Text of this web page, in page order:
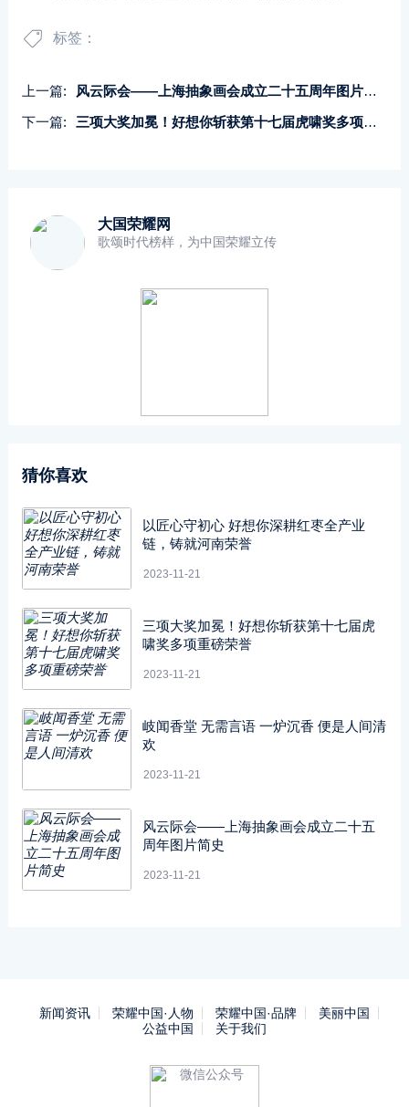
标签：
上一篇:
风云际会——上海抽象画会成立二十五周年图片简史
下一篇:
三项大奖加冕！好想你斩获第十七届虎啸奖多项重磅荣誉
大国荣耀网
歌颂时代榜样，为中国荣耀立传
猜你喜欢
以匠心守初心 好想你深耕红枣全产业
链，铸就河南荣誉
2023-11-21
三项大奖加冕！好想你斩获第十七届虎
啸奖多项重磅荣誉
2023-11-21
岐闻香堂 无需言语 一炉沉香 便是人间清
欢
2023-11-21
风云际会——上海抽象画会成立二十五
周年图片简史
2023-11-21
新闻资讯 荣耀中国·人物 荣耀中国·品牌
美丽中国
公益中国
关于我们